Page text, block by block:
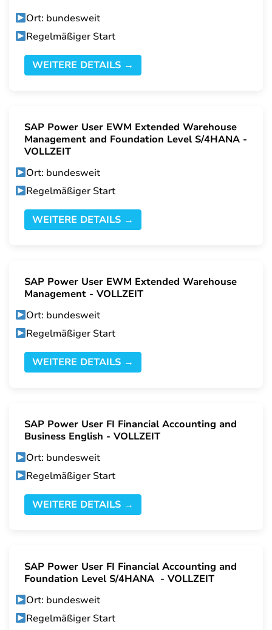
Ort: bundesweit
Regelmäßiger Start
WEITERE DETAILS →
SAP Power User EWM Extended Warehouse
Management and Foundation Level S/4HANA -
VOLLZEIT
Ort: bundesweit
Regelmäßiger Start
WEITERE DETAILS →
SAP Power User EWM Extended Warehouse
Management - VOLLZEIT
Ort: bundesweit
Regelmäßiger Start
WEITERE DETAILS →
SAP Power User FI Financial Accounting and
Business English - VOLLZEIT
Ort: bundesweit
Regelmäßiger Start
WEITERE DETAILS →
SAP Power User FI Financial Accounting and
Foundation Level S/4HANA - VOLLZEIT
Ort: bundesweit
Regelmäßiger Start